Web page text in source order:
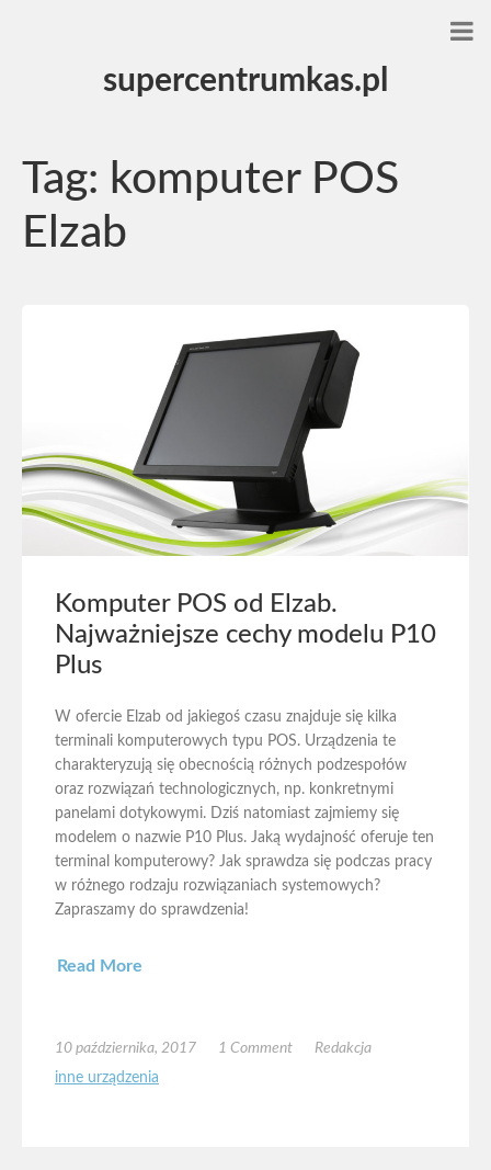
supercentrumkas.pl
Tag: komputer POS
Elzab
Komputer POS od Elzab.
Najważniejsze cechy modelu P10
Plus
W ofercie Elzab od jakiegoś czasu znajduje się kilka
terminali komputerowych typu POS. Urządzenia te
charakteryzują się obecnością różnych podzespołów
oraz rozwiązań technologicznych, np. konkretnymi
panelami dotykowymi. Dziś natomiast zajmiemy się
modelem o nazwie P10 Plus. Jaką wydajność oferuje ten
terminal komputerowy? Jak sprawdza się podczas pracy
w różnego rodzaju rozwiązaniach systemowych?
Zapraszamy do sprawdzenia!
Read More
10 października, 2017 1 Comment
Redakcja
inne urządzenia